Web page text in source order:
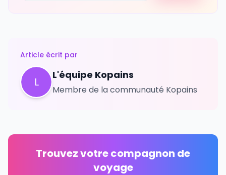
Article écrit par
L
L'équipe Kopains
Membre de la communauté Kopains
Trouvez votre compagnon de
voyage